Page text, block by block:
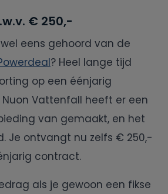
€ 250,-
eens gehoord van de
? Heel lange tijd
op een éénjarig
Vattenfall heeft er een
van gemaakt, en het
Je ontvangt nu zelfs € 250,-
contract.
als je gewoon een fikse